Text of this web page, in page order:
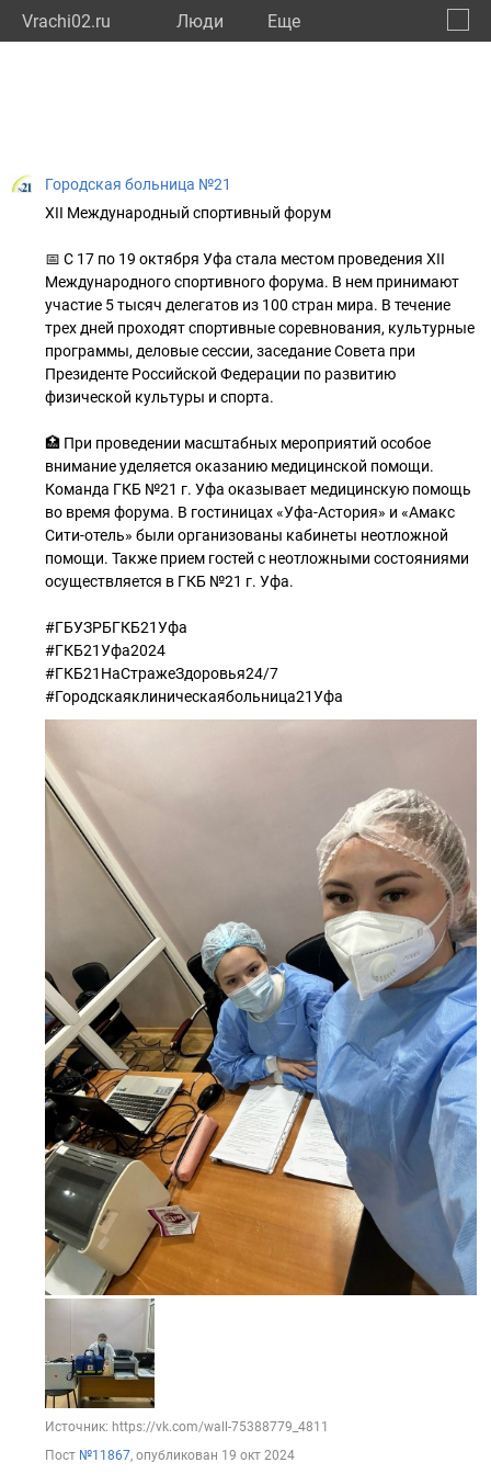
Vrachi02.ru Люди Eще
Городская больница №21
XII Международный спортивный форум
📅 С 17 по 19 октября Уфа стала местом проведения XII
Международного спортивного форума. В нем принимают
участие 5 тысяч делегатов из 100 стран мира. В течение
трех дней проходят спортивные соревнования, культурные
программы, деловые сессии, заседание Совета при
Президенте Российской Федерации по развитию
физической культуры и спорта.
🏥 При проведении масштабных мероприятий особое
внимание уделяется оказанию медицинской помощи.
Команда ГКБ №21 г. Уфа оказывает медицинскую помощь
во время форума. В гостиницах «Уфа-Астория» и «Амакс
Сити-отель» были организованы кабинеты неотложной
помощи. Также прием гостей с неотложными состояниями
осуществляется в ГКБ №21 г. Уфа.
#ГБУЗРБГКБ21Уфа
#ГКБ21Уфа2024
#ГКБ21НаСтражеЗдоровья24/7
#Городскаяклиническаябольница21Уфа
Источник: https://vk.com/wall-75388779_4811
Пост №11867, опубликован 19 окт 2024